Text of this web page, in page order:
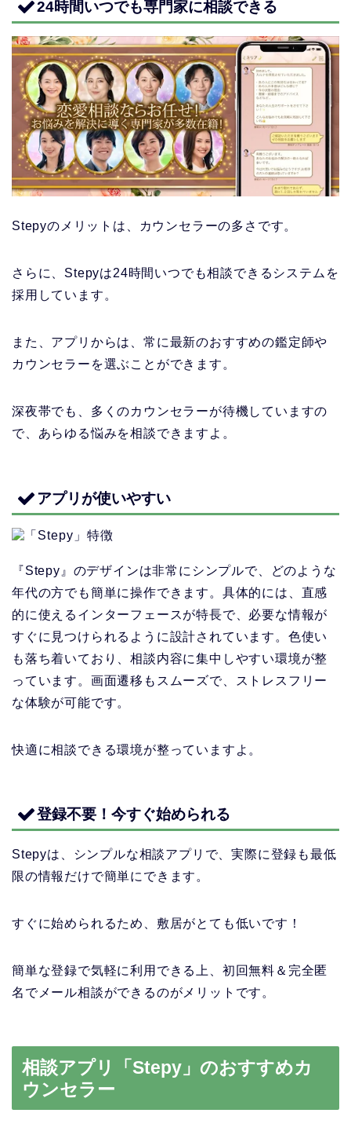
24時間いつでも専門家に相談できる
Stepyのメリットは、カウンセラーの多さです。
さらに、Stepyは24時間いつでも相談できるシステムを
採用しています。
また、アプリからは、常に最新のおすすめの鑑定師や
カウンセラーを選ぶことができます。
深夜帯でも、多くのカウンセラーが待機していますの
で、あらゆる悩みを相談できますよ。
アプリが使いやすい
『Stepy』のデザインは非常にシンプルで、どのような
年代の方でも簡単に操作できます。具体的には、直感
的に使えるインターフェースが特長で、必要な情報が
すぐに見つけられるように設計されています。色使い
も落ち着いており、相談内容に集中しやすい環境が整
っています。画面遷移もスムーズで、ストレスフリー
な体験が可能です。
快適に相談できる環境が整っていますよ。
登録不要！今すぐ始められる
Stepyは、シンプルな相談アプリで、実際に登録も最低
限の情報だけで簡単にできます。
すぐに始められるため、敷居がとても低いです！
簡単な登録で気軽に利用できる上、初回無料＆完全匿
名でメール相談ができるのがメリットです。
相談アプリ「Stepy」のおすすめカ
ウンセラー